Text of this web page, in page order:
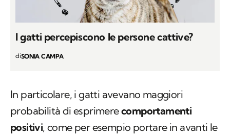
I gatti percepiscono le persone cattive?
In particolare, i gatti avevano maggiori
probabilità di esprimerecomportamenti